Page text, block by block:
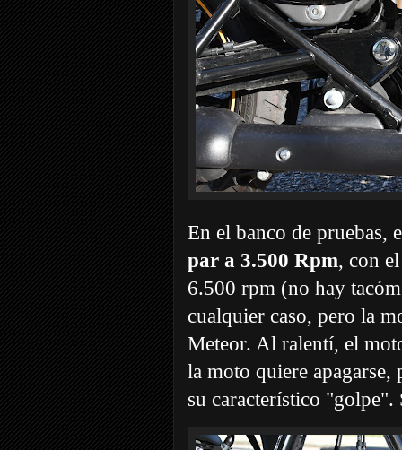
En el banco de pruebas,
par a 3.500 Rpm, con
6.500 rpm (no hay
cualquier caso, pero la
Meteor. Al ralentí, el
la moto quiere apagarse,
su característico